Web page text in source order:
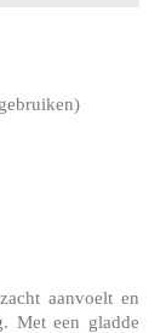
aanvoelt en
Met een gladde